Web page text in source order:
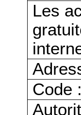
Les
Code :